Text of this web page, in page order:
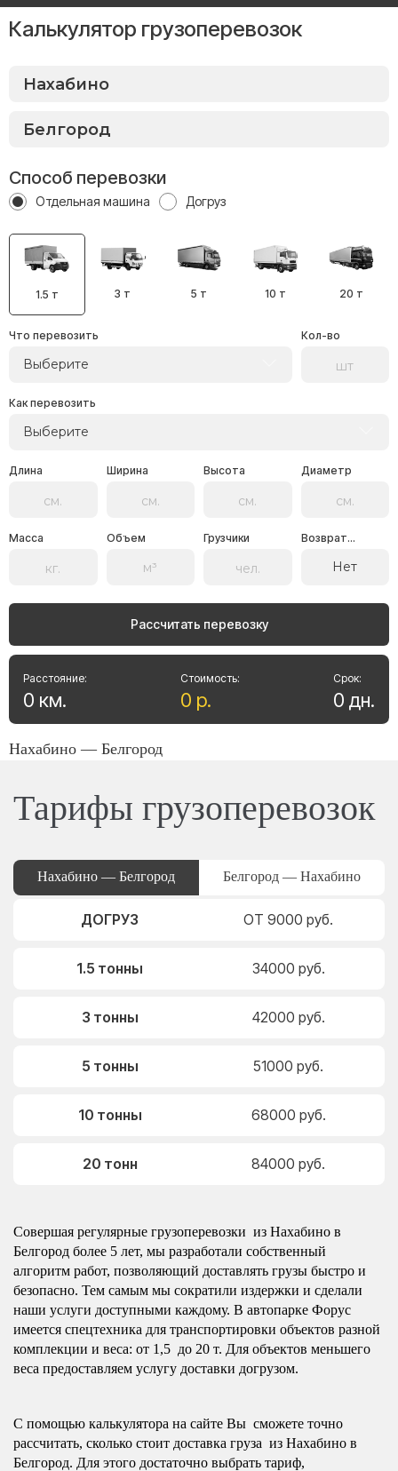
Калькулятор грузоперевозок
Способ перевозки
Отдельная машина Догруз
1.5 т 3 т 5 т 10 т 20 т
Что перевозить
Выберите
Кол-во
Как перевозить
Выберите
Длина Ширина Высота Диаметр
Масса Объем Грузчики Возврат...
Нет
Рассчитать перевозку
Стоимость:
0 р.
Расстояние:
0 км.
Срок:
0 дн.
Нахабино — Белгород
Тарифы грузоперевозок
Нахабино — Белгород Белгород — Нахабино
ДОГРУЗ ОТ 9000 руб.
1.5 тонны 34000 руб.
3 тонны 42000 руб.
5 тонны 51000 руб.
10 тонны 68000 руб.
20 тонн 84000 руб.
Совершая регулярные грузоперевозки из Нахабино в
Белгород более 5 лет, мы разработали собственный
алгоритм работ, позволяющий доставлять грузы быстро и
безопасно. Тем самым мы сократили издержки и сделали
наши услуги доступными каждому. В автопарке Форус
имеется спецтехника для транспортировки объектов разной
комплекции и веса: от 1,5 до 20 т. Для объектов меньшего
веса предоставляем услугу доставки догрузом.
С помощью калькулятора на сайте Вы сможете точно
рассчитать, сколько стоит доставка груза из Нахабино в
Белгород. Для этого достаточно выбрать тариф,